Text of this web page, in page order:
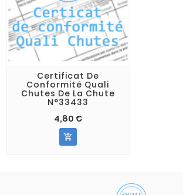
Certificat De
Conformité Quali
Chutes De La Chute
N°33433
4,80 €
